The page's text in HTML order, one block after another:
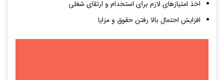
اخذ امتیازهای لازم برای استخدام و ارتقای شغلی
افزایش احتمال بالا رفتن حقوق و مزایا